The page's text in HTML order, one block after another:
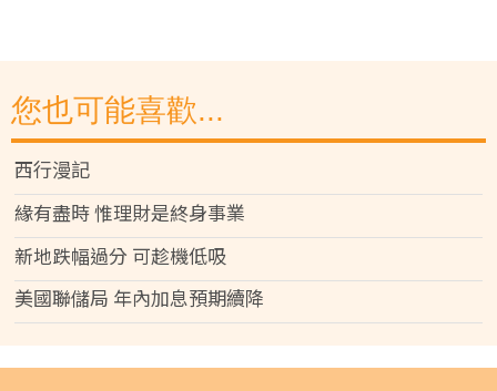
您也可能喜歡...
西行漫記
緣有盡時 惟理財是終身事業
新地跌幅過分 可趁機低吸
美國聯儲局 年內加息預期續降